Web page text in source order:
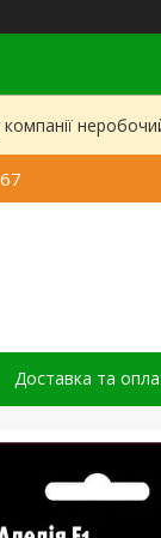
компанії
Доставка та